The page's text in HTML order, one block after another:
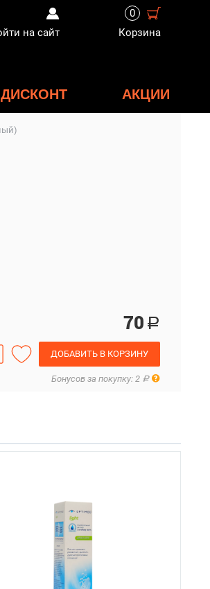
на сайт
0
Корзина
ДИСКОНТ АКЦИИ
70 Р
ДОБАВИТЬ В КОРЗИНУ
Бонусов за покупку: 2 Р Правила